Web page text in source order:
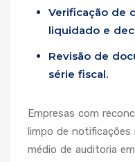
Verificação de
liquidado e
Revisão de
série fiscal.
Empresas com
limpo de notificações
médio de auditoria